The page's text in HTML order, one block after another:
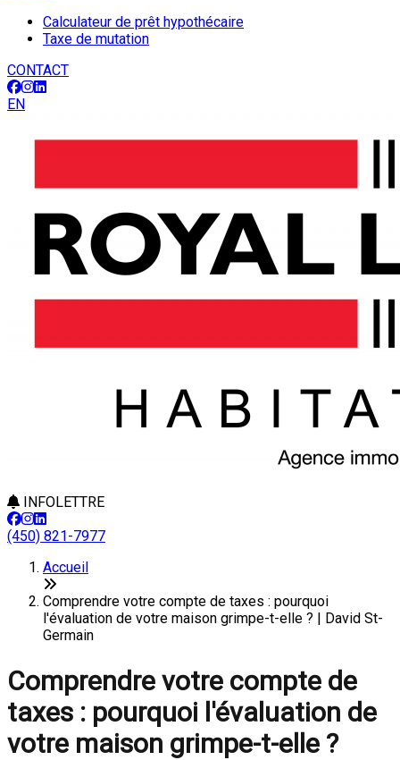
Calculateur de prêt hypothécaire
Taxe de mutation
CONTACT
EN
INFOLETTRE
(450) 821-7977
Accueil
Comprendre votre compte de taxes : pourquoi
l'évaluation de votre maison grimpe-t-elle ? | David St-
Germain
Comprendre votre compte de
taxes : pourquoi l'évaluation de
votre maison grimpe-t-elle ?